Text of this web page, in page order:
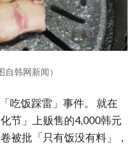
自韩网新闻）
吃饭踩雷」事件。 就在
节」上贩售的4,000韩元
被批「只有饭没有料」，